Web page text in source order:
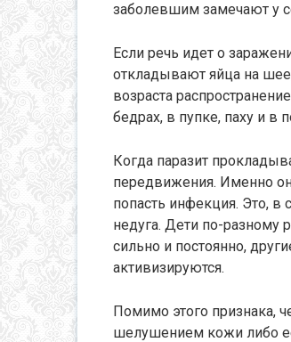
заболевшим замечают у
Если речь идет о
откладывают яйца на
возраста
бедрах, в пупке, паху и в
Когда паразит
передвижения. Именно
попасть инфекция. Это, в
недуга. Дети по-разному
сильно и постоянно,
активизируются.
Помимо этого признака,
шелушением кожи либо